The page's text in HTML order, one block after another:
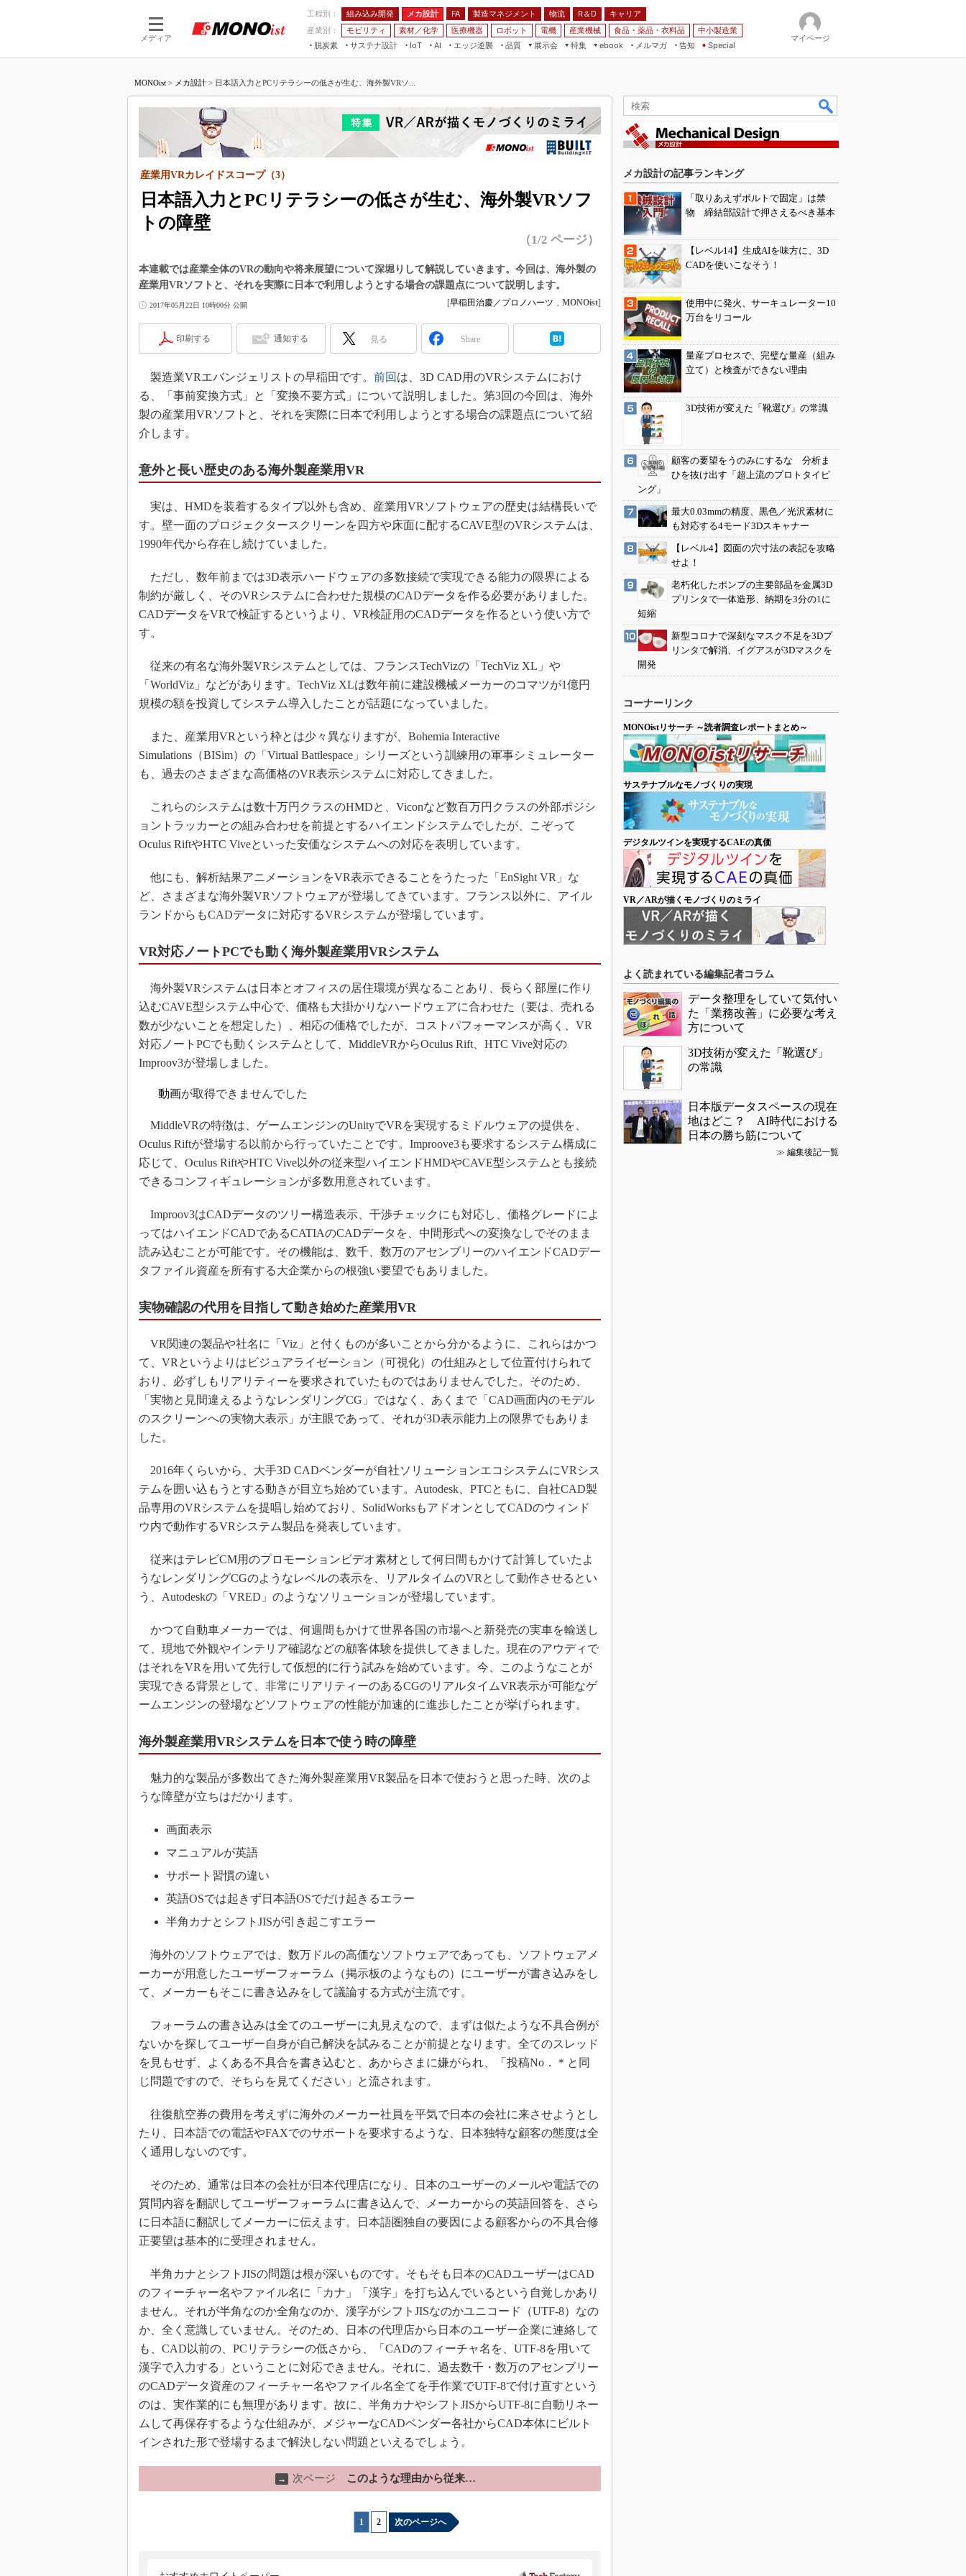
メディア
工程別： 組み込み開発 メカ設計 FA 製造マネジメント 物流 R＆D
キャリア
産業別：
モビリティ 素材／化学 医療機器 ロボット 電機 産業機械 食品・薬品・衣料品
中小製造業
脱炭素
サステナ設計
IoT
つながる工場
つながるサービス
AI
AI×設備保全
Physical AI
エッジ逆襲 品質
展示会
JIMTOF
組込み/エッジ コンピューティング
展＆IoT/5Gソリューション展
国際ロボット展
TECHNO-FRONTIER
EdgeTech+
日本ものづくりワールド
産業オープンネット展
特集
5G
VR／AR
フィールドサービス
組み込み画像技術
ISO26262
無償設計ツール
3Dプリンタ
デジタルツインとCAE
S＆OP
インダストリー4.0
イノベーション
植物工場
知財マネジメント
海外生産
制御セキュリティ
新型コロナへの対応
ebook
製造マネジメント
FA
モビリティ
メルマガ
告知 Special
マイページ
MONOist > メカ設計 > 日本語入力とPCリテラシーの低さが生む、海外製VRソ...
日本語入力とPCリテラシーの低さが生む、海外製VRソフ
トの障壁
産業用VRカレイドスコープ（3）
（1/2 ページ）
本連載では産業全体のVRの動向や将来展望について深堀りして解説していきます。今回は、海外製の
産業用VRソフトと、それを実際に日本で利用しようとする場合の課題点について説明します。
2017年05月22日 10時00分 公開 [早稲田治慶／プロノハーツ ， MONOist]
印刷する 通知する 見る Share
製造業VRエバンジェリストの早稲田です。 前回 は、3D CAD用のVRシステムにおけ
る、「事前変換方式」と「変換不要方式」について説明しました。第3回の今回は、海外
製の産業用VRソフトと、それを実際に日本で利用しようとする場合の課題点について紹
介します。
意外と長い歴史のある海外製産業用VR
実は、HMDを装着するタイプ以外も含め、産業用VRソフトウェアの歴史は結構長いで
す。壁一面のプロジェクタースクリーンを四方や床面に配するCAVE型のVRシステムは、
1990年代から存在し続けていました。
ただし、数年前までは3D表示ハードウェアの多数接続で実現できる能力の限界による
制約が厳しく、そのVRシステムに合わせた規模のCADデータを作る必要がありました。
CADデータをVRで検証するというより、VR検証用のCADデータを作るという使い方で
す。
従来の有名な海外製VRシステムとしては、フランスTechVizの「TechViz XL」や
「WorldViz」などがあります。TechViz XLは数年前に建設機械メーカーのコマツが1億円
規模の額を投資してシステム導入したことが話題になっていました。
また、産業用VRという枠とは少々異なりますが、Bohemia Interactive
Simulations（BISim）の「Virtual Battlespace」シリーズという訓練用の軍事シミュレーター
も、過去のさまざまな高価格のVR表示システムに対応してきました。
これらのシステムは数十万円クラスのHMDと、Viconなど数百万円クラスの外部ポジシ
ョントラッカーとの組み合わせを前提とするハイエンドシステムでしたが、こぞって
Oculus RiftやHTC Viveといった安価なシステムへの対応を表明しています。
他にも、解析結果アニメーションをVR表示できることをうたった「EnSight VR」な
ど、さまざまな海外製VRソフトウェアが登場してきています。フランス以外に、アイル
ランドからもCADデータに対応するVRシステムが登場しています。
VR対応ノートPCでも動く海外製産業用VRシステム
海外製VRシステムは日本とオフィスの居住環境が異なることあり、長らく部屋に作り
込むCAVE型システム中心で、価格も大掛かりなハードウェアに合わせた（要は、売れる
数が少ないことを想定した）、相応の価格でしたが、コストパフォーマンスが高く、VR
対応ノートPCでも動くシステムとして、MiddleVRからOculus Rift、HTC Vive対応の
Improov3が登場しました。
動画が取得できませんでした
MiddleVRの特徴は、ゲームエンジンのUnityでVRを実現するミドルウェアの提供を、
Oculus Riftが登場する以前から行っていたことです。Improove3も要求するシステム構成に
応じて、Oculus RiftやHTC Vive以外の従来型ハイエンドHMDやCAVE型システムとも接続
できるコンフィギュレーションが多数用意されています。
Improov3はCADデータのツリー構造表示、干渉チェックにも対応し、価格グレードによ
ってはハイエンドCADであるCATIAのCADデータを、中間形式への変換なしでそのまま
読み込むことが可能です。その機能は、数千、数万のアセンブリーのハイエンドCADデー
タファイル資産を所有する大企業からの根強い要望でもありました。
実物確認の代用を目指して動き始めた産業用VR
VR関連の製品や社名に「Viz」と付くものが多いことから分かるように、これらはかつ
て、VRというよりはビジュアライゼーション（可視化）の仕組みとして位置付けられて
おり、必ずしもリアリティーを要求されていたものではありませんでした。そのため、
「実物と見間違えるようなレンダリングCG」ではなく、あくまで「CAD画面内のモデル
のスクリーンへの実物大表示」が主眼であって、それが3D表示能力上の限界でもありま
した。
2016年くらいから、大手3D CADベンダーが自社ソリューションエコシステムにVRシス
テムを囲い込もうとする動きが目立ち始めています。Autodesk、PTCともに、自社CAD製
品専用のVRシステムを提唱し始めており、SolidWorksもアドオンとしてCADのウィンド
ウ内で動作するVRシステム製品を発表しています。
従来はテレビCM用のプロモーションビデオ素材として何日間もかけて計算していたよ
うなレンダリングCGのようなレベルの表示を、リアルタイムのVRとして動作させるとい
う、Autodeskの「VRED」のようなソリューションが登場しています。
かつて自動車メーカーでは、何週間もかけて世界各国の市場へと新発売の実車を輸送し
て、現地で外観やインテリア確認などの顧客体験を提供してきました。現在のアウディで
はそれをVRを用いて先行して仮想的に行う試みを始めています。今、このようなことが
実現できる背景として、非常にリアリティーのあるCGのリアルタイムVR表示が可能なゲ
ームエンジンの登場などソフトウェアの性能が加速的に進歩したことが挙げられます。
海外製産業用VRシステムを日本で使う時の障壁
魅力的な製品が多数出てきた海外製産業用VR製品を日本で使おうと思った時、次のよ
うな障壁が立ちはだかります。
画面表示
マニュアルが英語
サポート習慣の違い
英語OSでは起きず日本語OSでだけ起きるエラー
半角カナとシフトJISが引き起こすエラー
海外のソフトウェアでは、数万ドルの高価なソフトウェアであっても、ソフトウェアメ
ーカーが用意したユーザーフォーラム（掲示板のようなもの）にユーザーが書き込みをし
て、メーカーもそこに書き込みをして議論する方式が主流です。
フォーラムの書き込みは全てのユーザーに丸見えなので、まずは似たような不具合例が
ないかを探してユーザー自身が自己解決を試みることが前提となります。全てのスレッド
を見もせず、よくある不具合を書き込むと、あからさまに嫌がられ、「投稿No．＊と同
じ問題ですので、そちらを見てください」と流されます。
往復航空券の費用を考えずに海外のメーカー社員を平気で日本の会社に来させようとし
たり、日本語での電話やFAXでのサポートを要求するような、日本独特な顧客の態度は全
く通用しないのです。
そのため、通常は日本の会社が日本代理店になり、日本のユーザーのメールや電話での
質問内容を翻訳してユーザーフォーラムに書き込んで、メーカーからの英語回答を、さら
に日本語に翻訳してメーカーに伝えます。日本語圏独自の要因による顧客からの不具合修
正要望は基本的に受理されません。
半角カナとシフトJISの問題は根が深いものです。そもそも日本のCADユーザーはCAD
のフィーチャー名やファイル名に「カナ」「漢字」を打ち込んでいるという自覚しかあり
ません。それが半角なのか全角なのか、漢字がシフトJISなのかユニコード（UTF-8）なの
か、全く意識していません。そのため、日本の代理店から日本のユーザー企業に連絡して
も、CAD以前の、PCリテラシーの低さから、「CADのフィーチャ名を、UTF-8を用いて
漢字で入力する」ということに対応できません。それに、過去数千・数万のアセンブリー
のCADデータ資産のフィーチャー名やファイル名全てを手作業でUTF-8で付け直すという
のは、実作業的にも無理があります。故に、半角カナやシフトJISからUTF-8に自動リネー
ムして再保存するような仕組みが、メジャーなCADベンダー各社からCAD本体にビルト
インされた形で登場するまで解決しない問題といえるでしょう。
→ 次ページ このような理由から従来…
1 2 次のページへ
メカ設計の記事ランキング
「取りあえずボルトで固定」は禁
物 締結部設計で押さえるべき基本
【レベル14】生成AIを味方に、3D
CADを使いこなそう！
使用中に発火、サーキュレーター10
万台をリコール
量産プロセスで、完璧な量産（組み
立て）と検査ができない理由
3D技術が変えた「靴選び」の常識
顧客の要望をうのみにするな 分析ま
ひを抜け出す「超上流のプロトタイピ
ング」
最大0.03mmの精度、黒色／光沢素材に
も対応する4モード3Dスキャナー
【レベル4】図面の穴寸法の表記を攻略
せよ！
老朽化したポンプの主要部品を金属3D
プリンタで一体造形、納期を3分の1に
短縮
新型コロナで深刻なマスク不足を3Dプ
リンタで解消、イグアスが3Dマスクを
開発
コーナーリンク
MONOistリサーチ ～読者調査レポートまとめ～
サステナブルなモノづくりの実現
デジタルツインを実現するCAEの真価
VR／ARが描くモノづくりのミライ
よく読まれている編集記者コラム
データ整理をしていて気付い
た「業務改善」に必要な考え
方について
3D技術が変えた「靴選び」
の常識
日本版データスペースの現在
地はどこ？ AI時代における
日本の勝ち筋について
≫ 編集後記一覧